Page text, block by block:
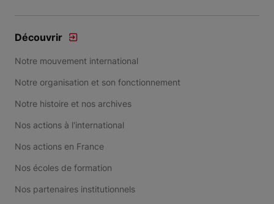
Découvrir
Notre mouvement international
Notre organisation et son fonctionnement
Notre histoire et nos archives
Nos actions à l'international
Nos actions en France
Nos écoles de formation
Nos partenaires institutionnels